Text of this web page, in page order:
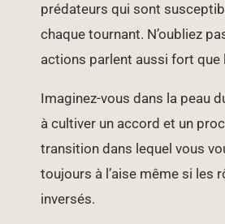
prédateurs qui sont
chaque tournant. N’oubliez
actions parlent aussi fort que
Imaginez-vous dans la peau
à cultiver un accord et un
transition dans lequel vous
toujours à l’aise même si les
inversés.